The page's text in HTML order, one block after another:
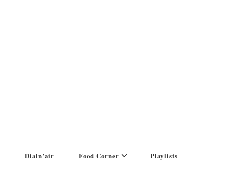
Dialn’air Food Corner Playlists